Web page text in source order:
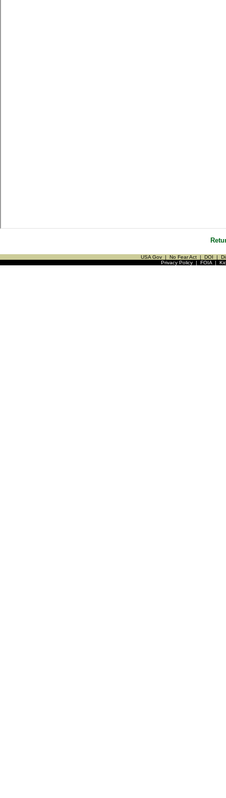
USA Gov | No Fear Act | DOI |
Privacy Policy| FOIA|